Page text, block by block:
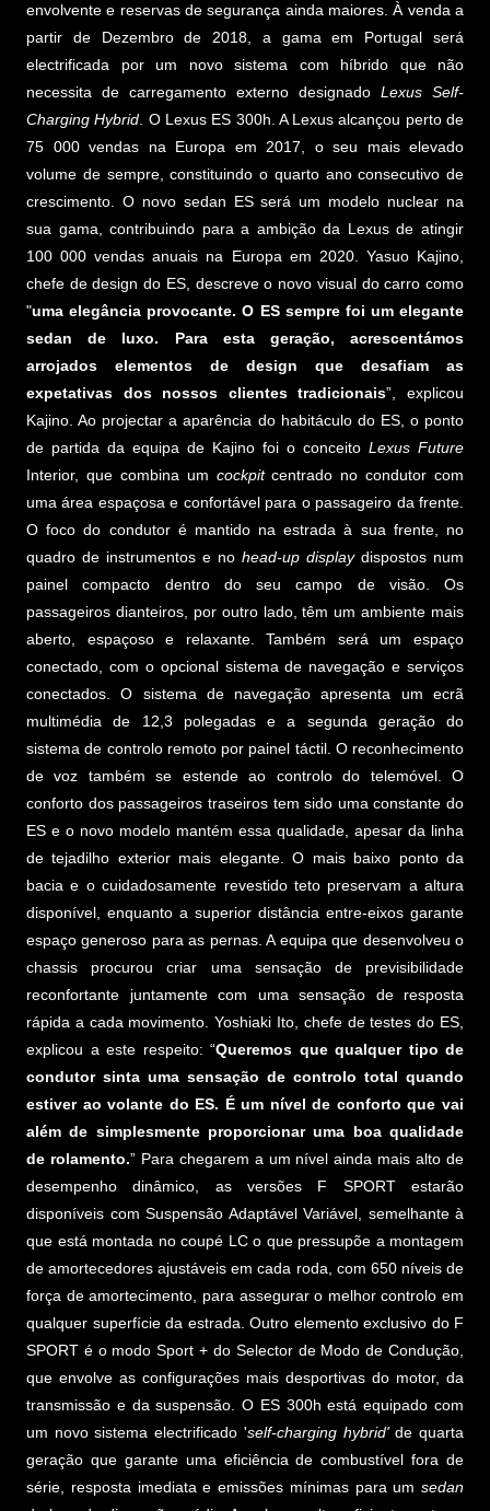
envolvente e reservas de segurança ainda maiores. À venda a
partir de Dezembro de 2018, a gama em Portugal será
electrificada por um novo sistema com híbrido que não
necessita de carregamento externo designado Lexus Self-
Charging Hybrid . O Lexus ES 300h. A Lexus alcançou perto de
75 000 vendas na Europa em 2017, o seu mais elevado
volume de sempre, constituindo o quarto ano consecutivo de
crescimento. O novo sedan ES será um modelo nuclear na
sua gama, contribuindo para a ambição da Lexus de atingir
100 000 vendas anuais na Europa em 2020. Yasuo Kajino,
chefe de design do ES, descreve o novo visual do carro como
"uma elegância provocante. O ES sempre foi um elegante
sedan de luxo. Para esta geração, acrescentámos
arrojados elementos de design que desafiam as
expetativas dos nossos clientes tradicionais”, explicou
Kajino. Ao projectar a aparência do habitáculo do ES, o ponto
de partida da equipa de Kajino foi o conceito Lexus Future
Interior, que combina um cockpitcentrado no condutor com
uma área espaçosa e confortável para o passageiro da frente.
O foco do condutor é mantido na estrada à sua frente, no
quadro de instrumentos e no head-up displaydispostos num
painel compacto dentro do seu campo de visão. Os
passageiros dianteiros, por outro lado, têm um ambiente mais
aberto, espaçoso e relaxante. Também será um espaço
conectado, com o opcional sistema de navegação e serviços
conectados. O sistema de navegação apresenta um ecrã
multimédia de 12,3 polegadas e a segunda geração do
sistema de controlo remoto por painel táctil. O reconhecimento
de voz também se estende ao controlo do telemóvel. O
conforto dos passageiros traseiros tem sido uma constante do
ES e o novo modelo mantém essa qualidade, apesar da linha
de tejadilho exterior mais elegante. O mais baixo ponto da
bacia e o cuidadosamente revestido teto preservam a altura
disponível, enquanto a superior distância entre-eixos garante
espaço generoso para as pernas. A equipa que desenvolveu o
chassis procurou criar uma sensação de previsibilidade
reconfortante juntamente com uma sensação de resposta
rápida a cada movimento. Yoshiaki Ito, chefe de testes do ES,
explicou a este respeito: “Queremos que qualquer tipo de
condutor sinta uma sensação de controlo total quando
estiver ao volante do ES. É um nível de conforto que vai
além de simplesmente proporcionar uma boa qualidade
de rolamento.” Para chegarem a um nível ainda mais alto de
desempenho dinâmico, as versões F SPORT estarão
disponíveis com Suspensão Adaptável Variável, semelhante à
que está montada no coupé LC o que pressupõe a montagem
de amortecedores ajustáveis em cada roda, com 650 níveis de
força de amortecimento, para assegurar o melhor controlo em
qualquer superfície da estrada. Outro elemento exclusivo do F
SPORT é o modo Sport + do Selector de Modo de Condução,
que envolve as configurações mais desportivas do motor, da
transmissão e da suspensão. O ES 300h está equipado com
um novo sistema electrificado 'self-charging hybrid'de quarta
geração que garante uma eficiência de combustível fora de
série, resposta imediata e emissões mínimas para um sedan